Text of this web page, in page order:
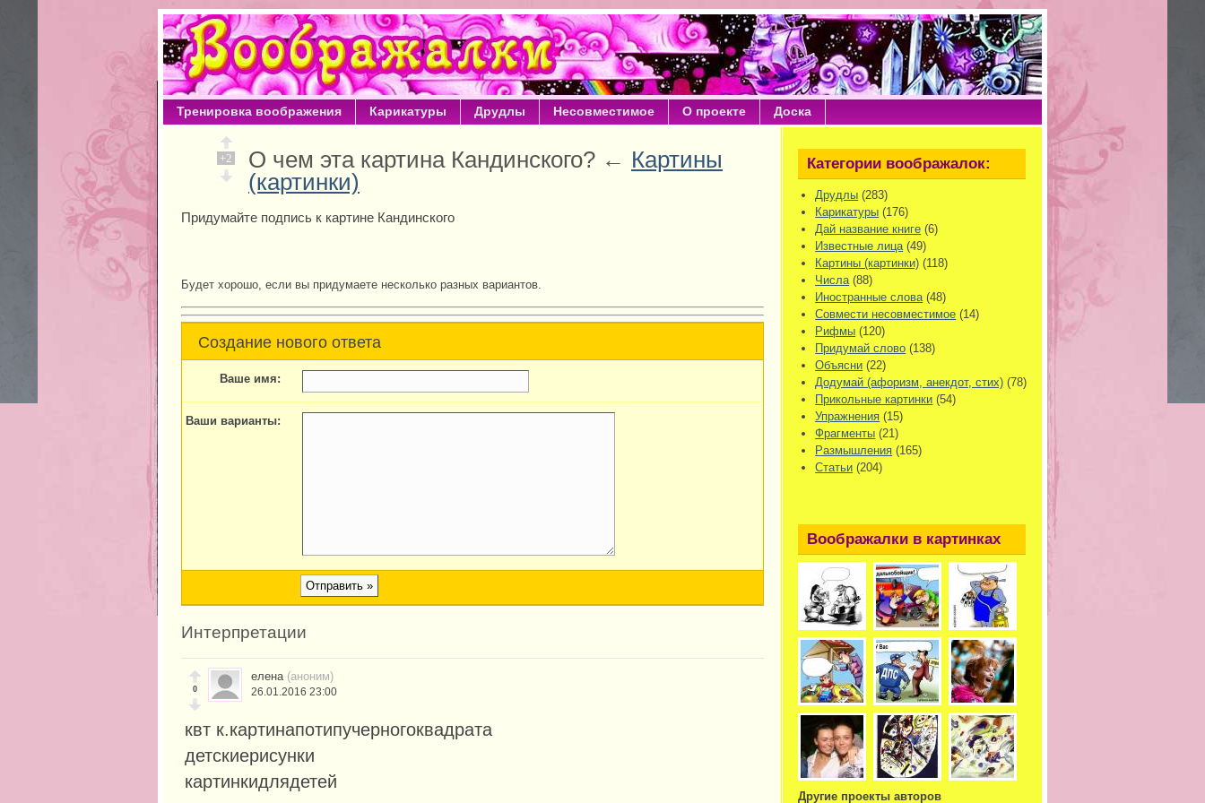
Тренировка воображения Карикатуры Друдлы Несовместимое О проекте Доска
+2 О чем эта картина Кандинского? ← Картины
(картинки)
Придумайте подпись к картине Кандинского
Будет хорошо, если вы придумаете несколько разных вариантов.
Создание нового ответа
Ваше имя:
Ваши варианты:
Интерпретации
0
елена (аноним)
26.01.2016 23:00
квт к.картинапотипучерногоквадрата
детскиерисунки
картинкидлядетей
Категории воображалок:
Друдлы (283)
Карикатуры (176)
Дай название книге (6)
Известные лица(49)
Картины (картинки) (118)
Числа(88)
Иностранные слова(48)
Совмести несовместимое (14)
Рифмы (120)
Придумай слово (138)
Объясни (22)
Додумай (афоризм, анекдот, стих) (78)
Прикольные картинки (54)
Упражнения (15)
Фрагменты (21)
Размышления (165)
Статьи (204)
Воображалки в картинках
Другие проекты авторов